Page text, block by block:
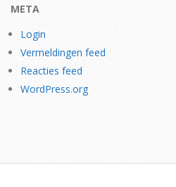
META
Login
Vermeldingen feed
Reacties feed
WordPress.org